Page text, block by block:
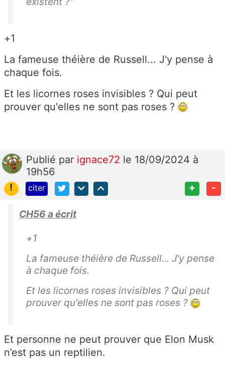
+1
La fameuse théière de Russell... J'y pense à
chaque fois.
Et les licornes roses invisibles ? Qui peut
prouver qu'elles ne sont pas roses ?
Publié par ignace72 le 18/09/2024 à
19h56
!
citer + -
CH56 a écrit
+1
La fameuse théière de Russell... J'y pense
à chaque fois.
Et les licornes roses invisibles ? Qui peut
prouver qu'elles ne sont pas roses ?
Et personne ne peut prouver que Elon Musk
n’est pas un reptilien.